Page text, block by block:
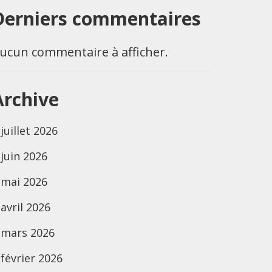
commentaires
commentaire à afficher.
juillet 2026
juin 2026
mai 2026
avril 2026
mars 2026
février 2026